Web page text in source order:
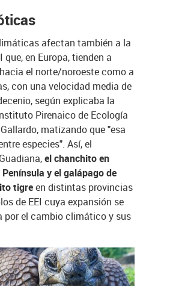
afectan también a la
que, en Europa, tienden a
el norte/noroeste como a
con una velocidad media de
según explicaba la
Pirenaico de Ecología
matizando que "esa
especies". Así, el
el chanchito en
y el galápago de
tigreen distintas provincias
de EEI cuya expansión se
por el cambio climático y sus